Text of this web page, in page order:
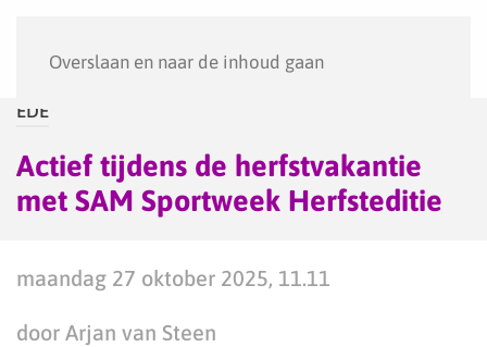
Overslaan en naar de inhoud gaan
EDE
Actief tijdens de herfstvakantie
met SAM Sportweek Herfsteditie
maandag 27 oktober 2025, 11.11
door Arjan van Steen